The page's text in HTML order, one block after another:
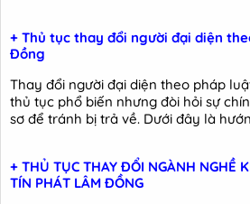
+ Thủ tục thay đổi người đại diện
Đồng
Thay đổi người đại diện theo pháp
thủ tục phổ biến nhưng đòi hỏi sự
sơ để tránh bị trả về. Dưới đây là
+ THỦ TỤC THAY ĐỔI NGÀNH NGHỀ
TÍN PHÁT LÂM ĐỒNG